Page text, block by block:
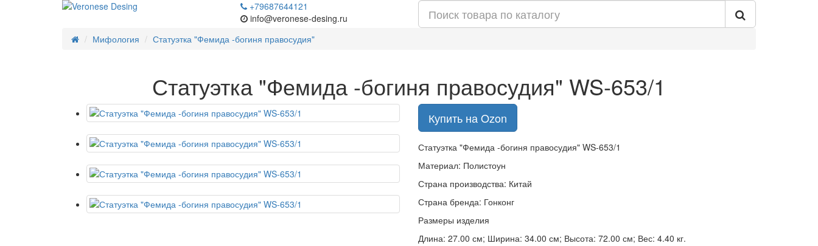
+79687644121
info@veronese-desing.ru
Мифология
Статуэтка "Фемида -богиня правосудия"
Статуэтка "Фемида -богиня правосудия" WS-653/1
Купить на Ozon
Статуэтка "Фемида -богиня правосудия" WS-653/1
Материал: Полистоун
Страна производства: Китай
Страна бренда: Гонконг
Размеры изделия
Длина: 27.00 см; Ширина: 34.00 см; Высота: 72.00 см; Вес: 4.40 кг.